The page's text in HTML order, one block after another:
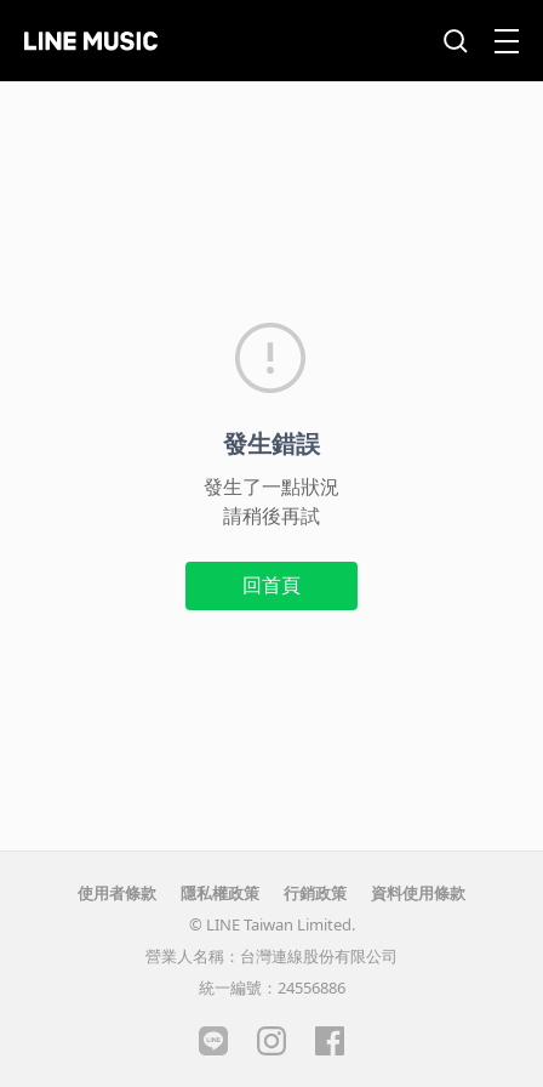
發生錯誤
發生了一點狀況
請稍後再試
回首頁
使用者條款 隱私權政策 行銷政策
資料使用條款
© LINE Taiwan Limited.
營業人名稱：台灣連線股份有限公司
統一編號：24556886